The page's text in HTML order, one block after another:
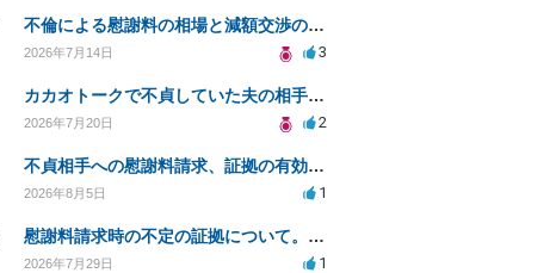
不倫による慰謝料の相場と減額交渉の可能性について
2026年7月14日 3
カカオトークで不貞していた夫の相手を特定したい
2026年7月20日 2
不貞相手への慰謝料請求、証拠の有効性と対応方法は？
2026年8月5日 1
慰謝料請求時の不定の証拠について。効力があるのか知りたい。
2026年7月29日 1